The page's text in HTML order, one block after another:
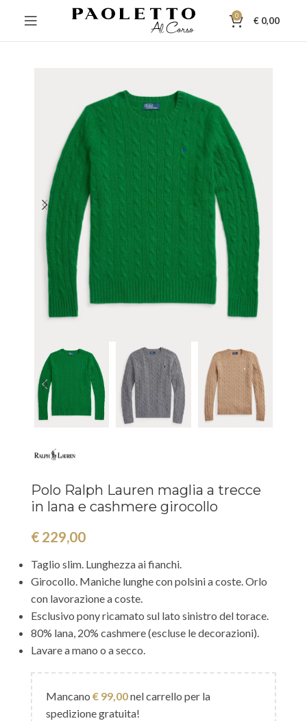
0 € 0,00
Polo Ralph Lauren maglia a trecce
in lana e cashmere girocollo
€ 229,00
Taglio slim. Lunghezza ai fianchi.
Girocollo. Maniche lunghe con polsini a coste. Orlo
con lavorazione a coste.
Esclusivo pony ricamato sul lato sinistro del torace.
80% lana, 20% cashmere (escluse le decorazioni).
Lavare a mano o a secco.
Mancano € 99,00nel carrello per la
spedizione gratuita!